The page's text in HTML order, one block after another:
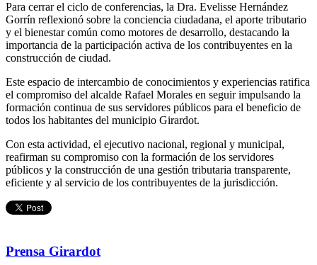
Para cerrar el ciclo de conferencias, la Dra. Evelisse Hernández
Gorrín reflexionó sobre la conciencia ciudadana, el aporte tributario
y el bienestar común como motores de desarrollo, destacando la
importancia de la participación activa de los contribuyentes en la
construcción de ciudad.
Este espacio de intercambio de conocimientos y experiencias ratifica
el compromiso del alcalde Rafael Morales en seguir impulsando la
formación continua de sus servidores públicos para el beneficio de
todos los habitantes del municipio Girardot.
Con esta actividad, el ejecutivo nacional, regional y municipal,
reafirman su compromiso con la formación de los servidores
públicos y la construcción de una gestión tributaria transparente,
eficiente y al servicio de los contribuyentes de la jurisdicción.
Prensa Girardot